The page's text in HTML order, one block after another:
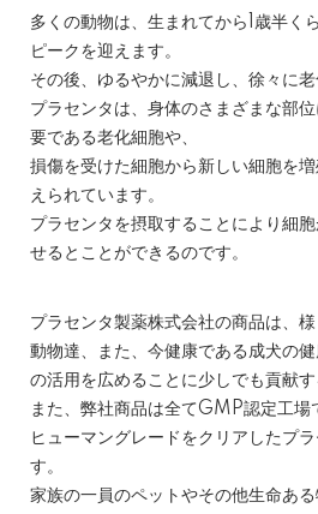
多くの動物は、生まれてから1歳半く
ピークを迎えます。
その後、ゆるやかに減退し、徐々に老
プラセンタは、身体のさまざまな部
要である老化細胞や、
損傷を受けた細胞から新しい細胞を
えられています。
プラセンタを摂取することにより細
せるとことができるのです。
プラセンタ製薬株式会社の商品は、
動物達、また、今健康である成犬の
の活用を広めることに少しでも貢献す
また、弊社商品は全てGMP認定工場
ヒューマングレードをクリアしたプ
す。
家族の一員のペットやその他生命あ